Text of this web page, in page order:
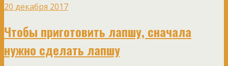
20 декабря 2017
Чтобы приготовить лапшу, сначала
нужно сделать лапшу